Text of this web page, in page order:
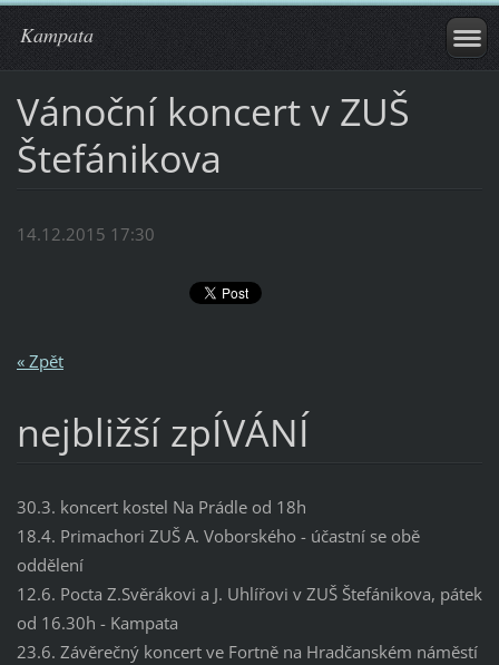
Kampata
Vánoční koncert v ZUŠ
Štefánikova
14.12.2015 17:30
« Zpět
nejbližší zpÍVÁNÍ
30.3. koncert kostel Na Prádle od 18h
18.4. Primachori ZUŠ A. Voborského - účastní se obě
oddělení
12.6. Pocta Z.Svěrákovi a J. Uhlířovi v ZUŠ Štefánikova, pátek
od 16.30h - Kampata
23.6. Závěrečný koncert ve Fortně na Hradčanském náměstí